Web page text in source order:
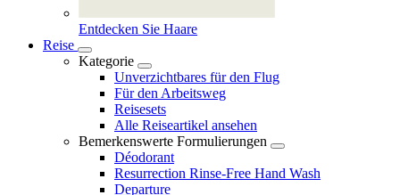
Entdecken Sie Haare
Reise
Kategorie
Unverzichtbares für den Flug
Für den Arbeitsweg
Reisesets
Alle Reiseartikel ansehen
Bemerkenswerte Formulierungen
Déodorant
Resurrection Rinse‑Free Hand Wash
Departure